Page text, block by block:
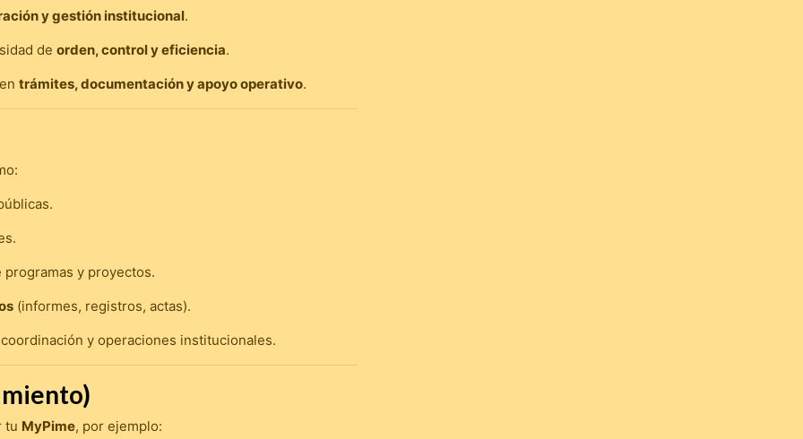
y gestión institucional.
de orden, control y eficiencia.
trámites, documentación y apoyo operativo.
y proyectos.
(informes, registros, actas).
y operaciones institucionales.
tu MyPime, por ejemplo: